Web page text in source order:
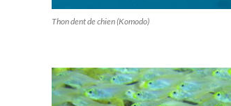
Thon dent de chien (Komodo)